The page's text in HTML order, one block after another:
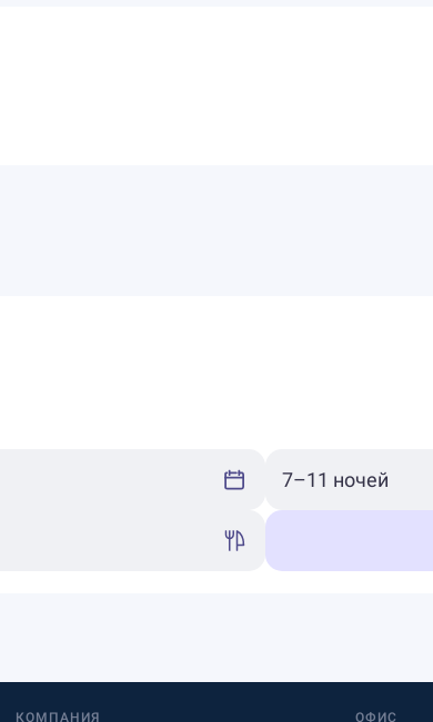
КОМПАНИЯ ОФИС